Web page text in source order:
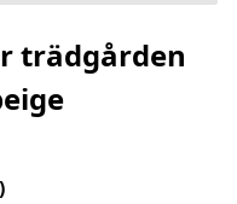
trädgården